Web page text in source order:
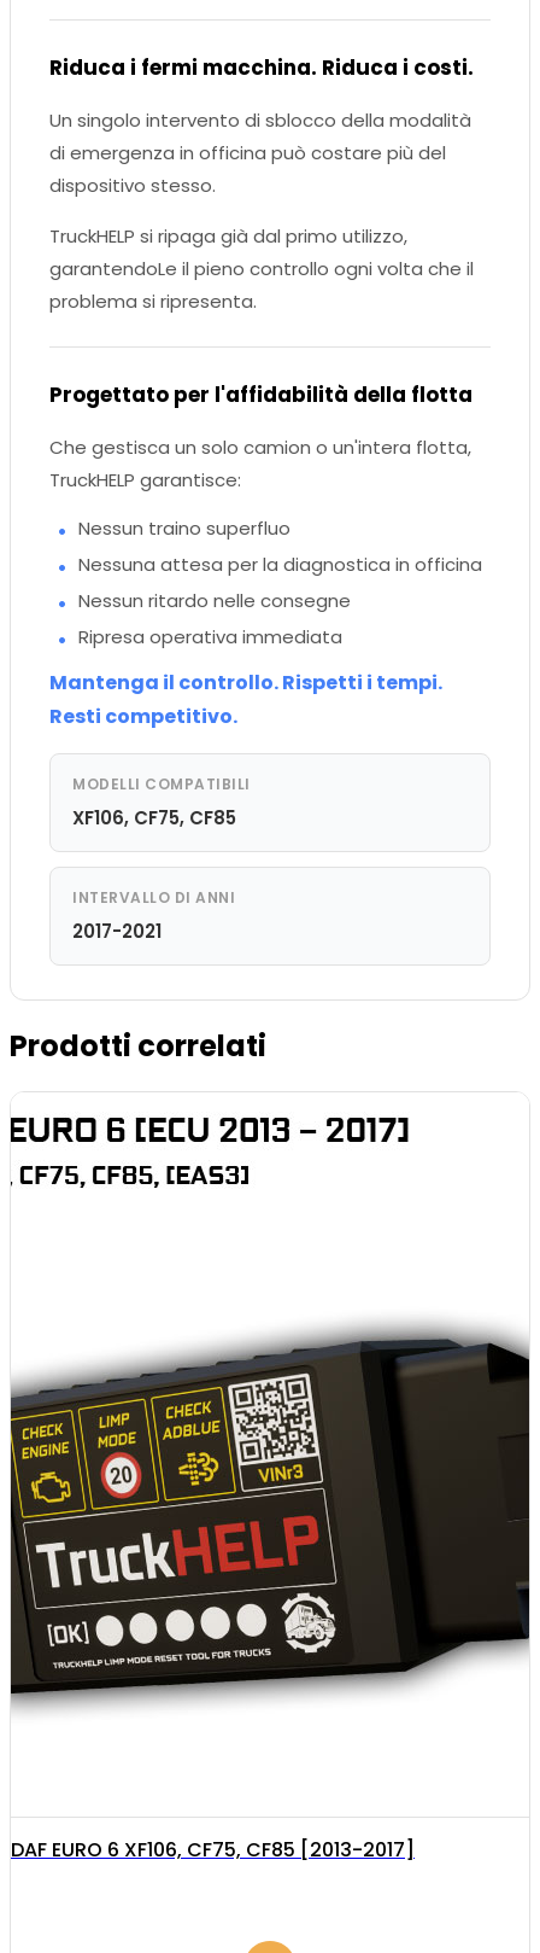
Riduca i fermi macchina. Riduca i costi.
Un singolo intervento di sblocco della modalità
di emergenza in officina può costare più del
dispositivo stesso.
TruckHELP si ripaga già dal primo utilizzo,
garantendoLe il pieno controllo ogni volta che il
problema si ripresenta.
Progettato per l'affidabilità della flotta
Che gestisca un solo camion o un'intera flotta,
TruckHELP garantisce:
Nessun traino superfluo
Nessuna attesa per la diagnostica in officina
Nessun ritardo nelle consegne
Ripresa operativa immediata
Mantenga il controllo. Rispetti i tempi.
Resti competitivo.
MODELLI COMPATIBILI
XF106, CF75, CF85
INTERVALLO DI ANNI
2017-2021
Prodotti correlati
DAF EURO 6 XF106, CF75, CF85 [2013-2017]